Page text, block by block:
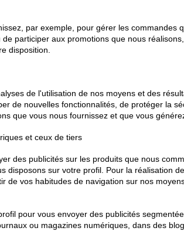
par exemple, pour gérer les
participer aux promotions que nous
disposition.
de l'utilisation de nos moyens et des
de nouvelles fonctionnalités, de protéger la
que vous nous fournissez et que vous
et ceux de tiers
des publicités sur les produits que nous
disposons sur votre profil. Pour la réalisation
de vos habitudes de navigation sur nos
pour vous envoyer des publicités
ou magazines numériques, dans des